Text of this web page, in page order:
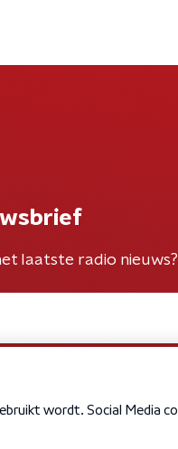
laatste radio nieuws?